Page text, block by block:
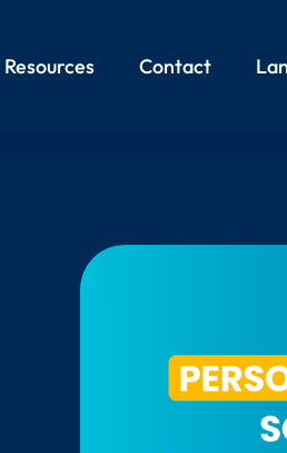
Resources Contact